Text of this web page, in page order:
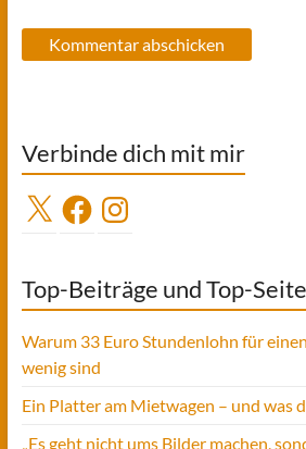
Verbinde dich mit mir
X FacebookInstagram
Top-Beiträge und Top-
Warum 33 Euro Stundenlohn für
wenig sind
Ein Platter am Mietwagen – und was
„Es geht nicht ums Bilder machen,